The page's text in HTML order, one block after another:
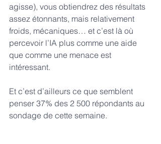
agisse), vous obtiendrez des résultats
assez étonnants, mais relativement
froids, mécaniques… et c’est là où
percevoir l’IA plus comme une aide
que comme une menace est
intéressant.
Et c’est d’ailleurs ce que semblent
penser 37% des 2 500 répondants au
sondage de cette semaine.